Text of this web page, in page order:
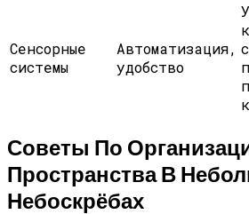
Сенсорные
системы
Автоматизация,
удобство
Советы По
Пространства В
Небоскрёбах